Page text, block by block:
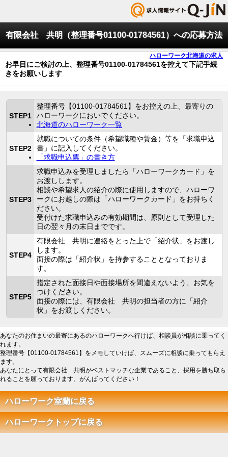
有限会社 共明（整理番号01100-01784561）への応募方法
ハローワーク北海道の求人
お早目にご検討の上、整理番号01100-01784561を控えて下記手続
きをお願いします
STEP1
整理番号【01100-01784561】をお控えの上、最寄りの
ハローワークにおいでください。
北海道のハローワーク一覧
STEP2
就職についての条件（希望職種や賃金）等を「求職申込
書」に記入してください。
「求職申込票」の書き方
STEP3
求職申込みを受理しましたら「ハローワークカード」を
お渡しします。
相談や希望求人の紹介の際に使用しますので、ハローワ
ークにお越しの際は「ハローワークカード」をお持ちく
ださい。
受付けた求職申込みの有効期間は、原則として受理した
日の翌々月の末日までです。
STEP4
有限会社 共明に連絡をとった上で「紹介状」をお渡し
します。
面接の際は「紹介状」を持参することとなっておりま
す。
STEP5
指定された面接日や面接場所を間違えないよう、お気を
つけください。
面接の際には、有限会社 共明の担当者の方に「紹介
状」をお渡しください。
あなたのお住まいの最寄にあるのハローワークへ行けば、相談員が相談に乗ってく
れます。
整理番号【01100-01784561】をメモしていけば、スムーズに相談に乗ってもらえ
ます。
あなたにとって有限会社 共明がベストマッチな企業であること、採用を勝ち取ら
れることを願っております。がんばってください！
ハローワーク室蘭に戻る
ハローワークトップに戻る